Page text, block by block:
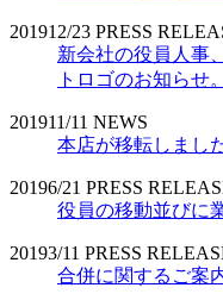
201912/23 PRESS
新会社の役員人事
トロゴのお知らせ。
201911/11 NEWS
本店が移転しまし
20196/21 PRESS
役員の移動並びに
20193/11 PRESS
合併に関するご案